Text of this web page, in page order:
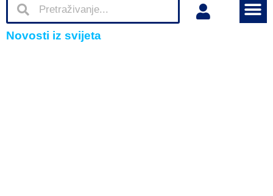
Novosti iz svijeta